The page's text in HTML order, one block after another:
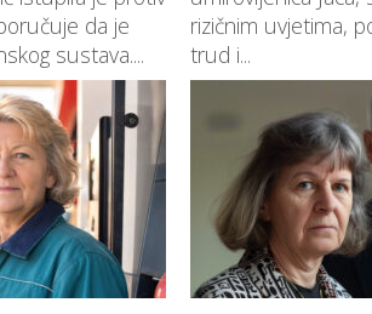
da je
sustava....
rizičnim uvjetima,
trud i...